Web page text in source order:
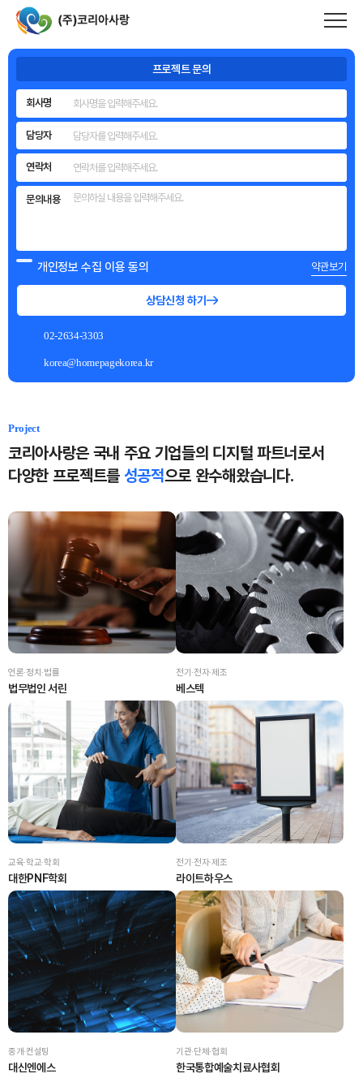
메인 내용 영역 바로가기
코리아사랑은 풍부한 제작 경험과 기술력을
바탕으로기업의 성과와 이미지를 완성하는
홈페이지를 만듭니다.프로젝트 문의
회사명
담당자
연락처
문의내용
개인정보 수집 이용 동의 약관보기
상담신청 하기
02-2634-3303
korea@homepagekorea.kr
Project
코리아사랑은 국내 주요 기업들의 디지털 파트너로서
다양한 프로젝트를 성공적으로 완수해왔습니다.
언론·정치·법률
법무법인 서린
전기·전자·제조
베스텍
교육·학교·학회
대한PNF학회
전기·전자·제조
라이트하우스
중개·컨설팅
대신엔에스
기관·단체·협회
한국통합예술치료사협회